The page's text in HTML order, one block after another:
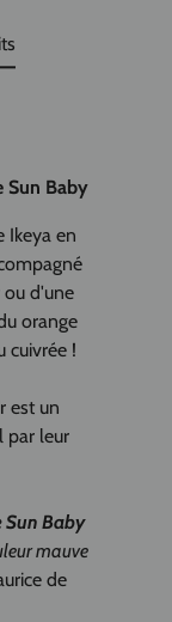
Sun Baby
Ikeya en
ou d'une
orange
cuivrée !
est un
par leur
Sun Baby
mauve
de